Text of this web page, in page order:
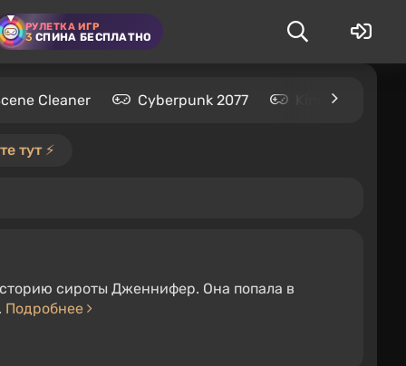
РУЛЕТКА ИГР
3 СПИНА БЕСПЛАТНО
Cleaner Cyberpunk 2077 Kingdom
тут ⚡️
сироты Дженнифер. Она попала в
Подробнее